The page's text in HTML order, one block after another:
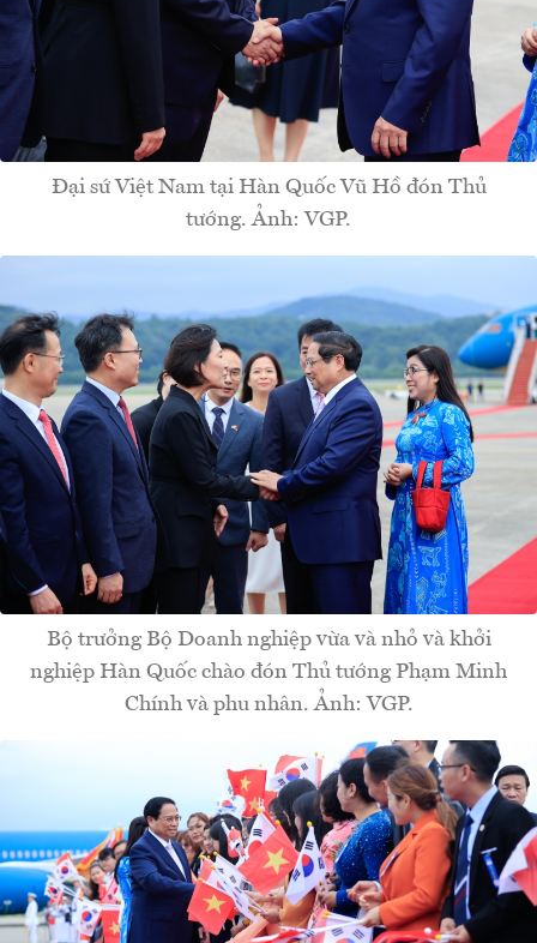
Đại sứ Việt Nam tại Hàn Quốc Vũ Hồ đón Thủ
tướng. Ảnh: VGP.
Bộ trưởng Bộ Doanh nghiệp vừa và nhỏ và khởi
nghiệp Hàn Quốc chào đón Thủ tướng Phạm Minh
Chính và phu nhân. Ảnh: VGP.